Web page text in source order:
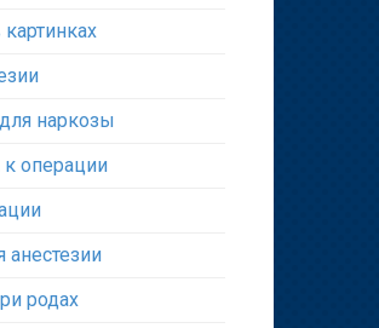
наркозы
к операции
родах